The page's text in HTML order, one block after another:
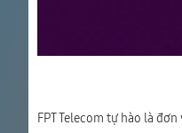
FPT Telecom tự hào là